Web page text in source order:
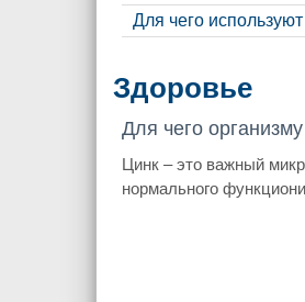
Для чего
Здоровье
Для чего
Цинк – это важный
нормального